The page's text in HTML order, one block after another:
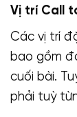
Vị trí Call
Các vị trí
bao gồm
cuối bài.
phải tuỳ